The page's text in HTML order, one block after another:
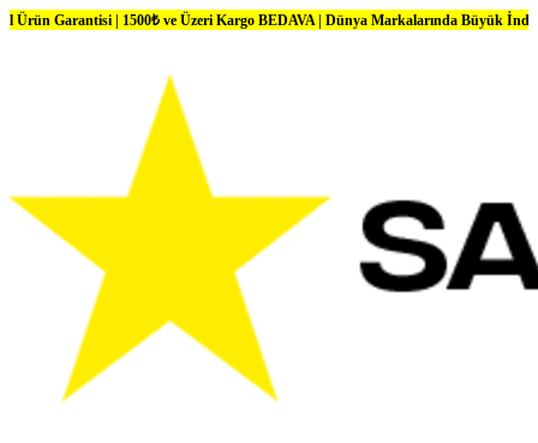
| 1500₺ ve Üzeri Kargo BEDAVA | Dünya Markalarında Büyük İndirimler